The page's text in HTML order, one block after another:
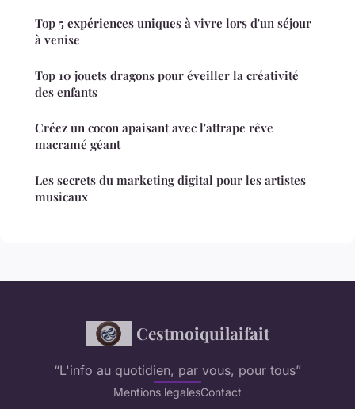
Top 5 expériences uniques à vivre lors d'un séjour
à venise
Top 10 jouets dragons pour éveiller la créativité
des enfants
Créez un cocon apaisant avec l'attrape rêve
macramé géant
Les secrets du marketing digital pour les artistes
musicaux
Cestmoiquilaifait
“L'info au quotidien, par vous, pour tous”
Mentions légalesContact